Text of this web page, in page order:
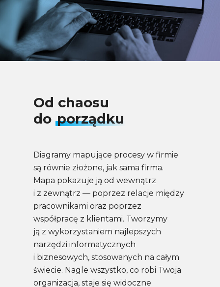
Od chaosu
do porządku
Diagramy mapujące procesy w firmie
są równie złożone, jak sama firma.
Mapa pokazuje ją od wewnątrz
i z zewnątrz — poprzez relacje między
pracownikami oraz poprzez
współpracę z klientami. Tworzymy
ją z wykorzystaniem najlepszych
narzędzi informatycznych
i biznesowych, stosowanych na całym
świecie. Nagle wszystko, co robi Twoja
organizacja, staje się widoczne